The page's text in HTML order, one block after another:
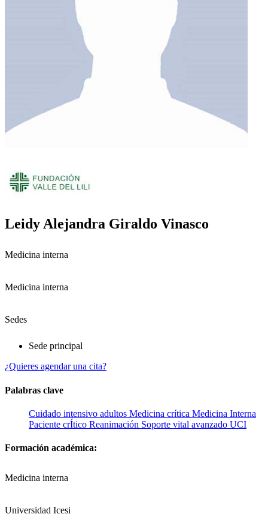
Leidy Alejandra Giraldo Vinasco
Medicina interna
Medicina interna
Sedes
Sede principal
¿Quieres agendar una cita?
Palabras clave
Cuidado intensivo adultos Medicina crítica Medicina Interna
Paciente crÍtico Reanimación Soporte vital avanzado UCI
Formación académica:
Medicina interna
Universidad Icesi